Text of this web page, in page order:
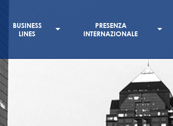
BUSINESS
LINES
PRESENZA
INTERNAZIONALE